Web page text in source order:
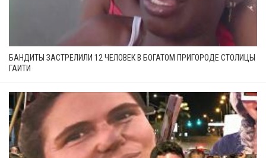
БАНДИТЫ ЗАСТРЕЛИЛИ 12 ЧЕЛОВЕК В БОГАТОМ ПРИГОРОДЕ СТОЛИЦЫ
ГАИТИ